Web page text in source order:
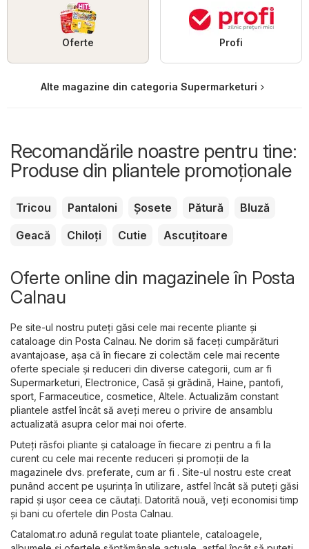
Oferte Profi
Alte magazine din categoria Supermarketuri
Recomandările noastre pentru tine:
Produse din pliantele promoționale
Tricou Pantaloni Șosete Pătură
Bluză
Geacă
Chiloți Cutie Ascuțitoare
Oferte online din magazinele în Posta
Calnau
Pe site-ul nostru puteți găsi cele mai recente pliante și
cataloage din Posta Calnau. Ne dorim să faceți cumpărături
avantajoase, așa că în fiecare zi colectăm cele mai recente
oferte speciale și reduceri din diverse categorii, cum ar fi
Supermarketuri Electronice Casă și grădină Haine, pantofi,
sport Farmaceutice, cosmetice Altele. Actualizăm constant
pliantele astfel încât să aveți mereu o privire de ansamblu
actualizată asupra celor mai noi oferte.
Puteți răsfoi pliante și cataloage în fiecare zi pentru a fi la
curent cu cele mai recente reduceri și promoții de la
magazinele dvs. preferate, cum ar fi . Site-ul nostru este creat
punând accent pe ușurința în utilizare, astfel încât să puteți găsi
rapid și ușor ceea ce căutați. Datorită nouă, veți economisi timp
și bani cu ofertele din Posta Calnau.
Catalomat.ro adună regulat toate pliantele, cataloagele,